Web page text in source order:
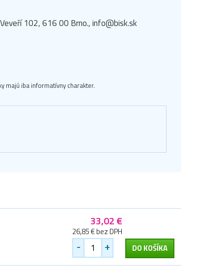
102, 616 00 Brno., info@bisk.sk
majú iba informatívny charakter.
33,02 €
26,85 € bez DPH
- + DO KOŠÍKA